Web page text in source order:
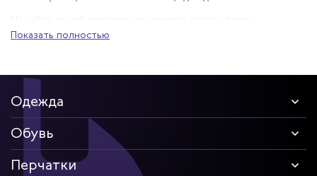
сигнальную одежду:
производстве.
с широкими светоотражающими полосами. Она
подходит для работы ночью, при плотном тумане,
сильной запыленности.
Влагозащитные сигнальные плащи для работы на улице
при плохих погодных условиях.
Мужские и женские костюмы, универсальные фасоны.
Показать полностью
Одежда
Обувь
Перчатки